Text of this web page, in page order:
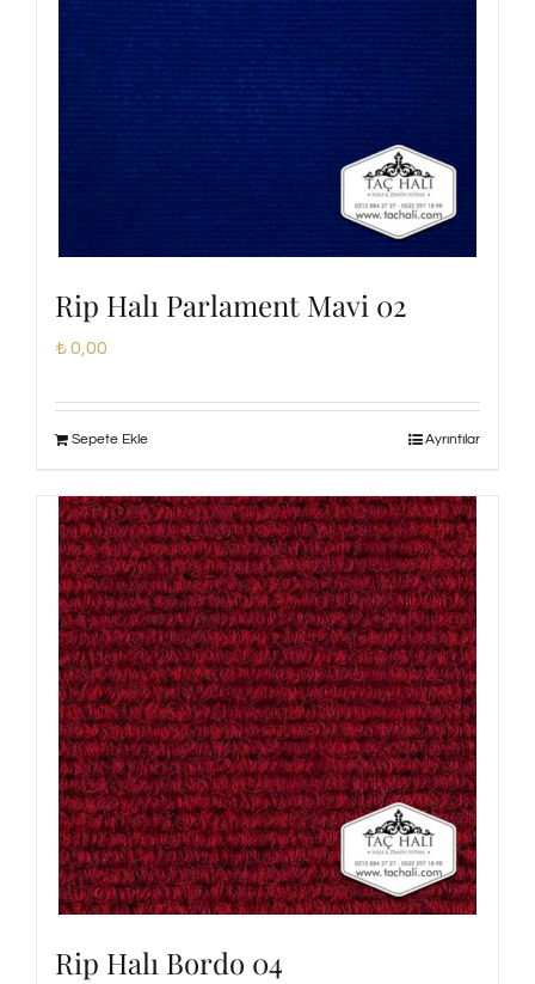
Rip Halı Parlament Mavi 02
₺0,00
Sepete Ekle Ayrıntılar
Rip Halı Bordo 04